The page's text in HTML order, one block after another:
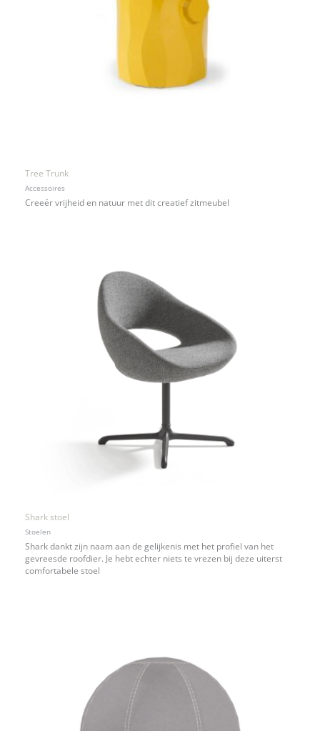
Tree Trunk
Accessoires
Creeër vrijheid en natuur met dit creatief zitmeubel
Shark stoel
Stoelen
Shark dankt zijn naam aan de gelijkenis met het profiel van het
gevreesde roofdier. Je hebt echter niets te vrezen bij deze uiterst
comfortabele stoel